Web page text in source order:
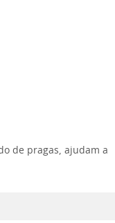
de pragas, ajudam a